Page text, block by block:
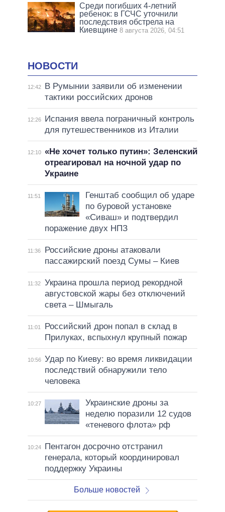
Среди погибших 4-летний
ребенок: в ГСЧС уточнили
последствия обстрела на
Киевщине 8 августа 2026, 04:51
НОВОСТИ
12:42
В Румынии заявили об изменении
тактики российских дронов
12:26
Испания ввела пограничный контроль
для путешественников из Италии
12:10 «Не хочет только путин»: Зеленский
отреагировал на ночной удар по
Украине
11:51
Генштаб сообщил об ударе
по буровой установке
«Сиваш» и подтвердил
поражение двух НПЗ
11:36
Российские дроны атаковали
пассажирский поезд Сумы – Киев
11:32
Украина прошла период рекордной
августовской жары без отключений
света – Шмыгаль
11:01
Российский дрон попал в склад в
Прилуках, вспыхнул крупный пожар
10:56 Удар по Киеву: во время ликвидации
последствий обнаружили тело
человека
10:27
Украинские дроны за
неделю поразили 12 судов
«теневого флота» рф
10:24
Пентагон досрочно отстранил
генерала, который координировал
поддержку Украины
Больше новостей